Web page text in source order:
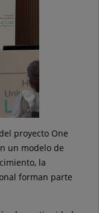
proyecto One
un modelo de
la
forman parte